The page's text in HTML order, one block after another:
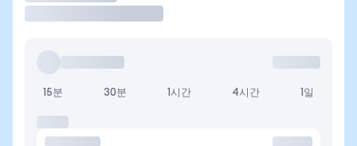
15분 30분 1시간 4시간 1일